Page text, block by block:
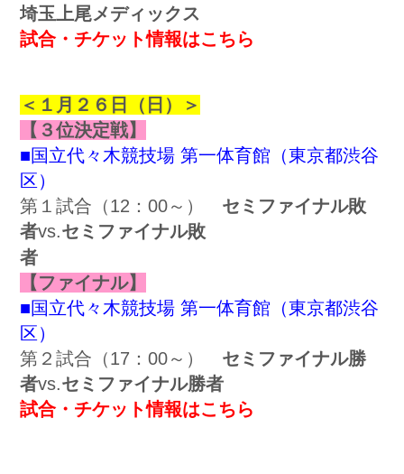
埼玉上尾メディックス
試合・チケット情報はこちら
＜１ 月２６日（日）＞
【 ３位決定戦】
■国立代々木競技場 第一体育館（東京都渋谷
区）
第１試合（12：00～） セミファイナル敗
者vs.セミファイナル敗
者
【ファイナル】
■国立代々木競技場 第一体育館（東京都渋谷
区）
第２試合（17：00～） セミファイナル勝
者vs.セミファイナル勝者
試合・チケット情報はこちら